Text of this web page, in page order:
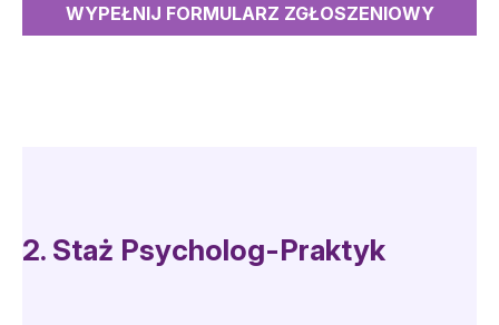
WYPEŁNIJ FORMULARZ ZGŁOSZENIOWY
2. Staż Psycholog-Praktyk